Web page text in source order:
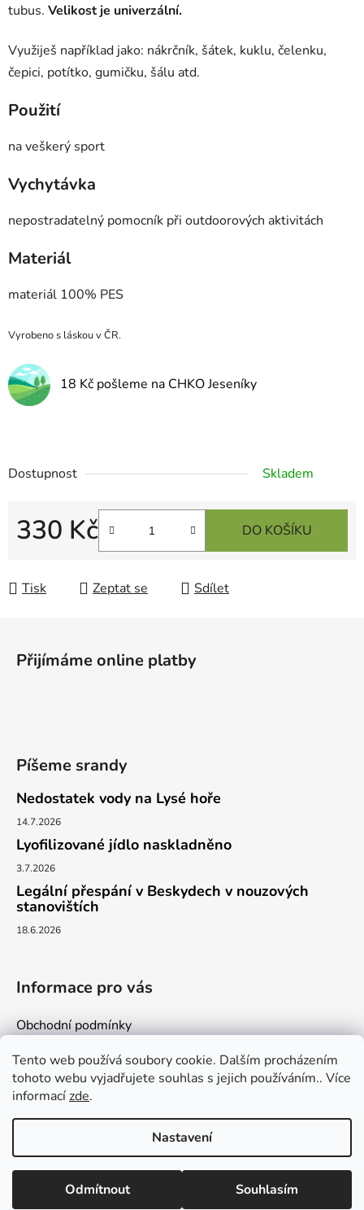
Tento web používá soubory cookie. Dalším procházením
tohoto webu vyjadřujete souhlas s jejich používáním.. Více
informacízde.
Nastavení
Odmítnout Souhlasím
tubus. Velikost je univerzální.
Využiješ například jako: nákrčník, šátek, kuklu, čelenku,
čepici, potítko, gumičku, šálu atd.
Použití
na veškerý sport
Vychytávka
nepostradatelný pomocník při outdoorových aktivitách
Materiál
materiál 100% PES
Vyrobeno s láskou v ČR.
18 Kč pošleme na CHKO Jeseníky
Dostupnost Skladem
330 Kč DO KOŠÍKU
Tisk Zeptat se Sdílet
Přijímáme online platby
Píšeme srandy
Nedostatek vody na Lysé hoře
14.7.2026
Lyofilizované jídlo naskladněno
3.7.2026
Legální přespání v Beskydech v nouzových
stanovištích
18.6.2026
Informace pro vás
Obchodní podmínky
Podmínky ochrany osobních údajů
Kontakty
Vytvořil Shoptet
Copyright 2026
. Všechna práva